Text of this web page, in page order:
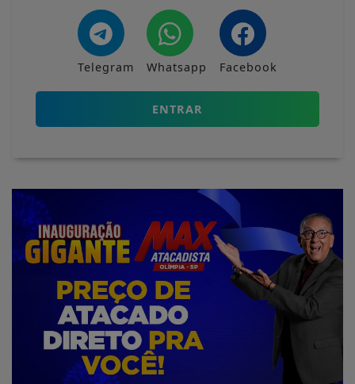
Telegram Whatsapp Facebook
ENTRAR